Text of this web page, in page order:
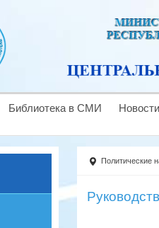
Библиотека в СМИ Новости
Политические